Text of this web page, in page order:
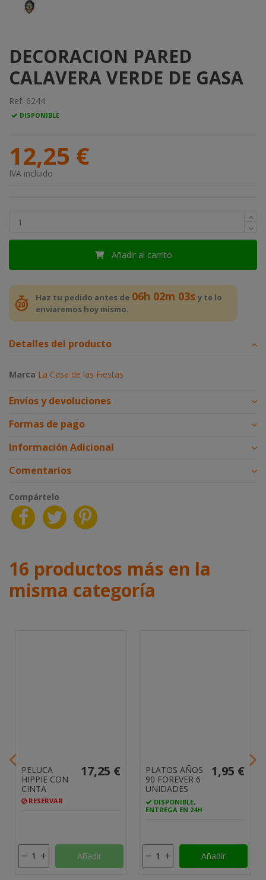
DECORACION PARED
CALAVERA VERDE DE GASA
Ref: 6244
DISPONIBLE
12,25 €
IVA incluido
Añadir al carrito
Haz tu pedido antes de 06h 02m 03s y te lo
enviaremos hoy mismo.
Detalles del producto
Marca La Casa de las Fiestas
Envíos y devoluciones
Formas de pago
Información Adicional
Comentarios
Compártelo
16 productos más en la
misma categoría
PELUCA
HIPPIE CON
CINTA
RESERVAR
17,25 €
Añadir
PLATOS AÑOS
90 FOREVER 6
UNIDADES
DISPONIBLE,
ENTREGA EN 24H
1,95 €
Añadir